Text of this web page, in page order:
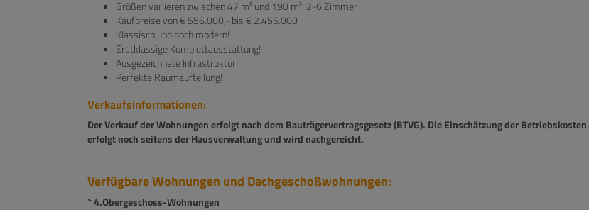
Größen variieren zwischen 47 m² und 190 m², 2-6 Zimmer
Kaufpreise von € 556.000,- bis € 2.456.000
Klassisch und doch modern!
Erstklassige Komplettausstattung!
Ausgezeichnete Infrastruktur!
Perfekte Raumaufteilung!
Verkaufsinformationen:
Der Verkauf der Wohnungen erfolgt nach dem Bauträgervertragsgesetz (BTVG). Die Einschätzung der Betriebskosten
erfolgt noch seitens der Hausverwaltung und wird nachgereicht.
Verfügbare Wohnungen und Dachgeschoßwohnungen:
* 4.Obergeschoss-Wohnungen